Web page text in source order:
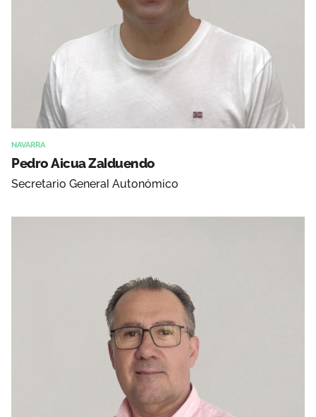
NAVARRA
Pedro Aicua Zalduendo
Secretario General Autonómico